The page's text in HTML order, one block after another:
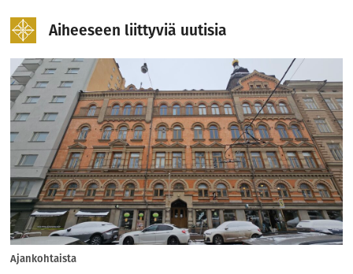
Aiheeseen liittyviä uutisia
Ajankohtaista